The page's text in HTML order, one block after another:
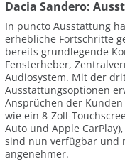
Dacia Sandero:
In puncto Ausstattung
erhebliche Fortschritte
bereits grundlegende
Fensterheber,
Audiosystem. Mit der
Ausstattungsoptionen
Ansprüchen der
wie ein 8-Zoll-
Auto und Apple
sind nun verfügbar und
angenehmer.